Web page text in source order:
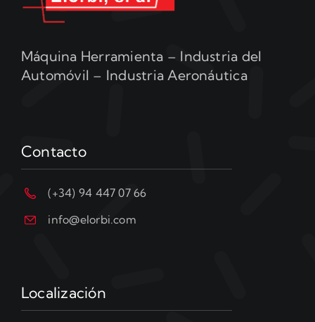
Máquina Herramienta – Industria del
Automóvil – Industria Aeronáutica
Contacto
(+34) 94 447 07 66
info@elorbi.com
Localización